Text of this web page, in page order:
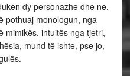
dy personazhe dhe ne,
pothuaj monologun, nga
mimikës, intuitës nga tjetri,
mund të ishte, pse jo,